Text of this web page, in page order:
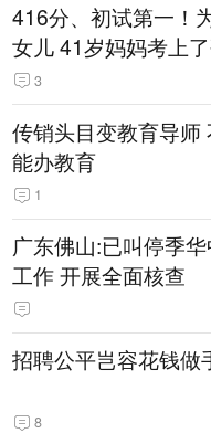
416分、初试第一！
女儿 41岁妈妈考上
3
传销头目变教育导师
能办教育
1
广东佛山:已叫停季
工作 开展全面核查
招聘公平岂容花钱做
8